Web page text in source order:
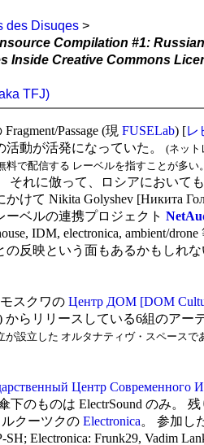
des Disuqes>
Compilation #1:
Inside Creative Commons
TFJ)
Passage (現 FUSELab) [レ
動が活発になっていた。
(ネット
料で配信する レーベルを指すことが多い
それに倣って、ロシアにおいて
けて Nikita Golyshev [Никита
ベルの連携プロジェクト
IDM, electronica, ambient/
反映という面もあるかもしれな
スクワの Центр ДОМ [DOM
からリリースしている6組のアー
が設立した オルタナティヴ・スペース
Центр Современного
下のものは ElectrSound のみ。
クーツクの Electronica。 参加し
SH; Electronica: Frunk29, Vadim